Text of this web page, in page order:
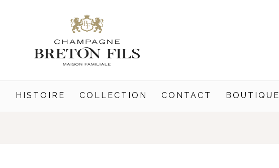
HISTOIRE COLLECTION CONTACT BOUTIQUE